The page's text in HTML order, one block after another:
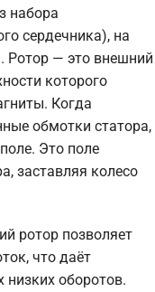
набора
сердечника), на
Ротор — это внешний
которого
Когда
обмотки статора,
Это поле
заставляя колесо
ротор позволяет
что даёт
оборотов.